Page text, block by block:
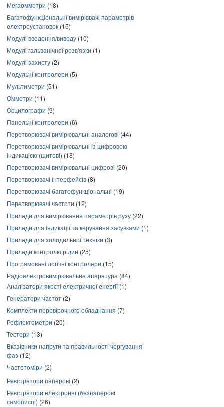
Мегаомметри (18)
Багатофункціональні вимірювачі параметрів
електроустановок (15)
Модулі введення/виводу (10)
Модулі гальванічної розв'язки (1)
Модулі захисту (2)
Модульні контролери (5)
Мультиметри (51)
Омметри (11)
Осцилографи (9)
Панельні контролери (6)
Перетворювачі вимірювальні аналогові (44)
Перетворювачі вимірювальні із цифровою
індикацією (щитові) (18)
Перетворювачі вимірювальні цифрові (20)
Перетворювачі інтерфейсів (8)
Перетворювачі багатофункціональні (19)
Перетворювачі частоти (12)
Прилади для вимірювання параметрів руху (22)
Прилади для індикації та керування засувками (1)
Прилади для холодильної техніки (3)
Прилади контролю рідин (25)
Програмовані логічні контролери (15)
Радіоелектровимірювальна апаратура (84)
Аналізатори якості електричної енергії(1)
Генератори частот (2)
Комплекти перевірочного обладнання (7)
Рефлектометри (20)
Тестери (13)
Вказівники напруги та правильності чергування
фаз (12)
Частотоміри (2)
Реєстратори паперові (2)
Реєстратори електронні (безпаперові
самописці) (26)